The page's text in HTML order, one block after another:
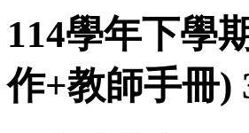
114學年下學
作+教師手冊)